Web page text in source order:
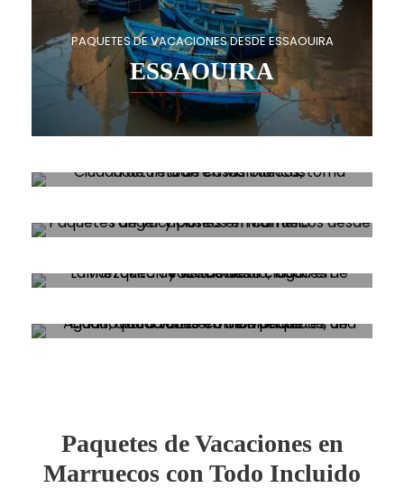
PAQUETES DE VACACIONES DESDE ESSAOUIRA
ESSAOUIRA
PAQUETES DE VACACIONES DESDE TETUÁN
TETUÁN
PAQUETES DE VACACIONES DESDE TÁNGER
TÁNGER
PAQUETES DE VACACIONES DESDE FEZ
FEZ
PAQUETES DE VACACIONES DESDE AGADIR
AGADIR
Paquetes de Vacaciones en
Marruecos con Todo Incluido